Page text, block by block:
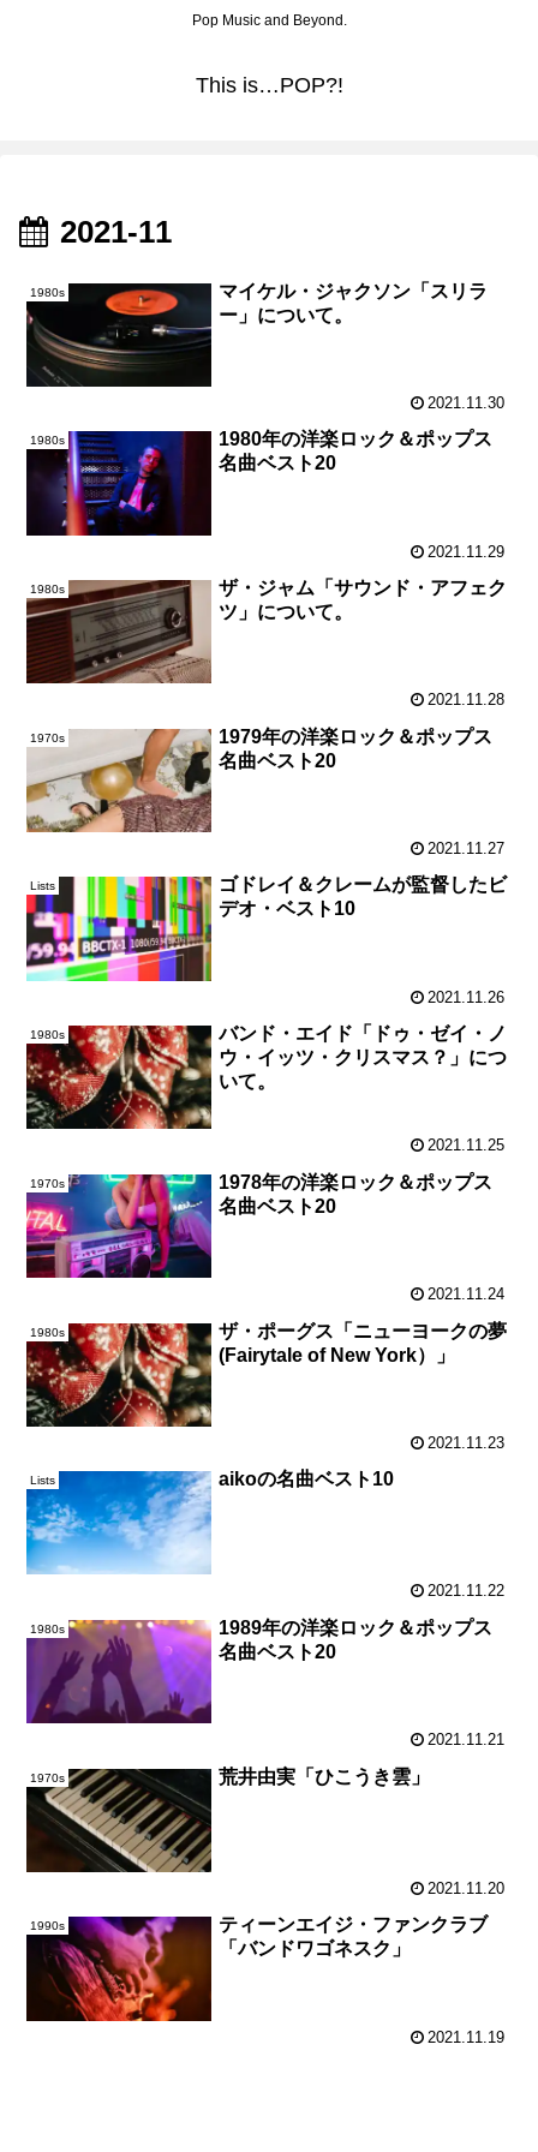
Pop Music and Beyond.
This is…POP?!
2021-11
1980s
マイケル・ジャクソン「スリラ
ー」について。
2021.11.30
1980s
1980年の洋楽ロック＆ポップス
名曲ベスト20
2021.11.29
1980s
ザ・ジャム「サウンド・アフェク
ツ」について。
2021.11.28
1970s
1979年の洋楽ロック＆ポップス
名曲ベスト20
2021.11.27
Lists
ゴドレイ＆クレームが監督したビ
デオ・ベスト10
2021.11.26
1980s
バンド・エイド「ドゥ・ゼイ・ノ
ウ・イッツ・クリスマス？」につ
いて。
2021.11.25
1970s
1978年の洋楽ロック＆ポップス
名曲ベスト20
2021.11.24
1980s
ザ・ポーグス「ニューヨークの夢
(Fairytale of New York）」
2021.11.23
Lists aikoの名曲ベスト10
2021.11.22
1980s
1989年の洋楽ロック＆ポップス
名曲ベスト20
2021.11.21
1970s 荒井由実「ひこうき雲」
2021.11.20
1990s
ティーンエイジ・ファンクラブ
「バンドワゴネスク」
2021.11.19